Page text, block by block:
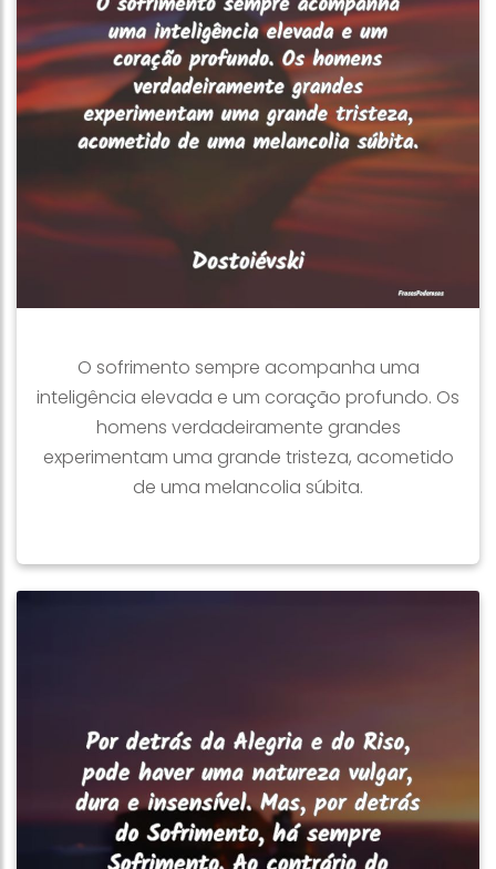
O sofrimento sempre acompanha uma
inteligência elevada e um coração profundo. Os
homens verdadeiramente grandes
experimentam uma grande tristeza, acometido
de uma melancolia súbita.